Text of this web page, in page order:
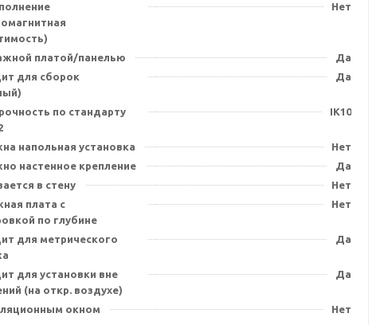
Нет
платой/панелью
Да
для сборок
Да
по стандарту
IK10
напольная установка
Нет
настенное крепление
Да
в стену
Нет
плата с
по глубине
Нет
для метрического
Да
для установки вне
(на откр. воздухе)
Да
окном
Нет